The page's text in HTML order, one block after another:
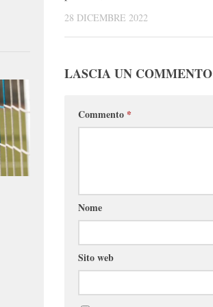
28 DICEMBRE 2022
LASCIA UN COMMENTO
Commento *
Nome
Sito web